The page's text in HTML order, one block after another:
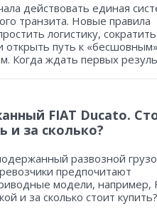
действовать единая
транзита. Новые правила
логистику,
открыть путь к «бесшовным»
Когда ждать первых
FIAT Ducato.
и за сколько?
развозной
предпочитают
модели, например,
и за сколько стоит купить?